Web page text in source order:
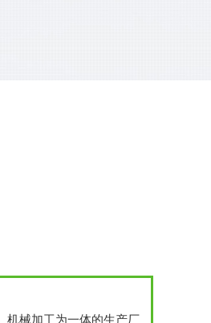
机械加工为一体的生产厂